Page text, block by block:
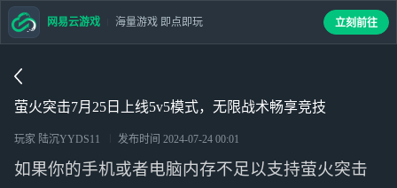
萤火突击7月25日上线5v5模式，无限战术畅享竞技
玩家 陆沉YYDS11 发布时间 2024-07-24 00:01
如果你的手机或者电脑内存不足以支持萤火突击
网易云游戏 海量游戏 即点即玩 立刻前往